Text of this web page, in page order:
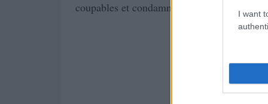
I want
coupables et condamnés à respectivement